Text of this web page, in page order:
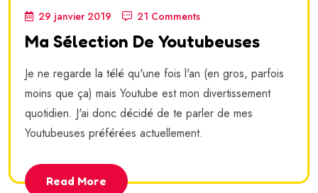
29 janvier 2019 21 Comments
Ma Sélection De Youtubeuses
Je ne regarde la télé qu'une fois l'an (en gros, parfois
moins que ça) mais Youtube est mon divertissement
quotidien. J'ai donc décidé de te parler de mes
Youtubeuses préférées actuellement.
Read More